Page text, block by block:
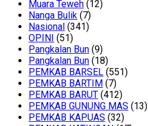
Muara Teweh (12)
Nanga Bulik (7)
Nasional (341)
OPINI (51)
Pangkalan Bun (9)
Pangkalan Bun (18)
PEMKAB BARSEL (551)
PEMKAB BARTIM (7)
PEMKAB BARUT (412)
PEMKAB GUNUNG MAS (13)
PEMKAB KAPUAS (32)